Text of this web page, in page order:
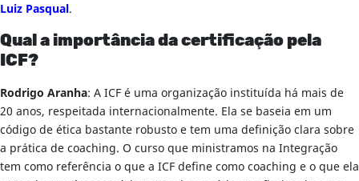
Luiz Pasqual.
Qual a importância da certificação pela
ICF?
Rodrigo Aranha: A ICF é uma organização instituída há mais de
20 anos, respeitada internacionalmente. Ela se baseia em um
código de ética bastante robusto e tem uma definição clara sobre
a prática de coaching. O curso que ministramos na Integração
tem como referência o que a ICF define como coaching e o que ela